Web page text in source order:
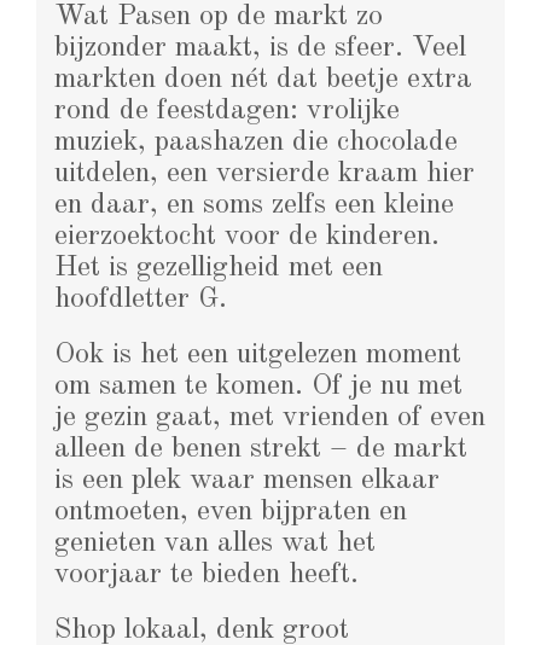
Wat Pasen op de markt zo
bijzonder maakt, is de sfeer. Veel
markten doen nét dat beetje extra
rond de feestdagen: vrolijke
muziek, paashazen die chocolade
uitdelen, een versierde kraam hier
en daar, en soms zelfs een kleine
eierzoektocht voor de kinderen.
Het is gezelligheid met een
hoofdletter G.
Ook is het een uitgelezen moment
om samen te komen. Of je nu met
je gezin gaat, met vrienden of even
alleen de benen strekt – de markt
is een plek waar mensen elkaar
ontmoeten, even bijpraten en
genieten van alles wat het
voorjaar te bieden heeft.
Shop lokaal, denk groot